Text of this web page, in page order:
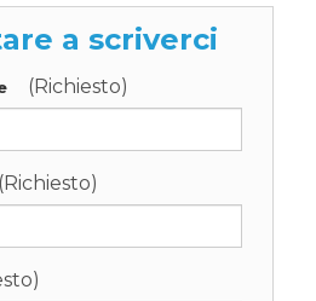
a scriverci
(Richiesto)
(Richiesto)